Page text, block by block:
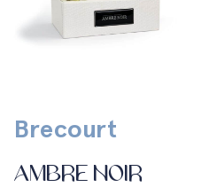
Brecourt
AMBRE NOIR